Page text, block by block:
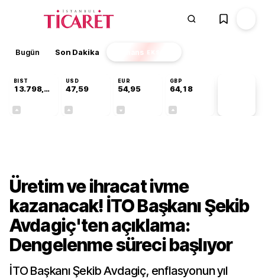
Bugün Son Dakika Finans EKSTRA
BIST
13.798,82
USD
47,59
EUR
54,95
GBP
64,18
Üretim ve ihracat ivme
kazanacak! İTO Başkanı Şekib
Avdagiç'ten açıklama:
Dengelenme süreci başlıyor
İTO Başkanı Şekib Avdagiç, enflasyonun yıl